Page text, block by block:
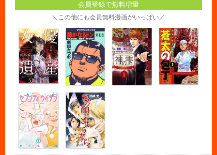
会員登録で無料増量
＼この他にも会員無料漫画がいっぱい／